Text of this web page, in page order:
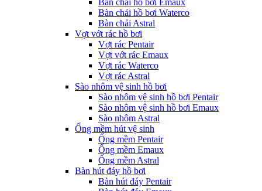
Bàn chải hồ bơi Emaux
Bàn chải hồ bơi Waterco
Bàn chải Astral
Vợt vớt rác hồ bơi
Vợt rác Pentair
Vợt vớt rác Emaux
Vợt rác Waterco
Vợt rác Astral
Sào nhôm vệ sinh hồ bơi
Sào nhôm vệ sinh hồ bơi Pentair
Sào nhôm vệ sinh hồ bơi Emaux
Sào nhôm Astral
Ống mềm hút vệ sinh
Ống mềm Pentair
Ống mềm Emaux
Ống mềm Astral
Bàn hút đáy hồ bơi
Bàn hút đáy Pentair